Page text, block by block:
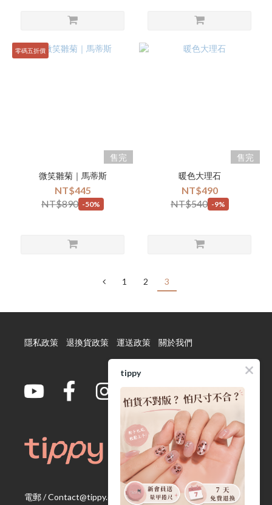
零碼五折價
售完
微笑雛菊｜馬蒂斯
NT$445
NT$890 -50%
售完
暖色大理石
NT$490
NT$540 -9%
1 2 3
隱私政策 退換貨政策 運送政策 關於我們
電郵 / Contact@tippy.com.tw
tippy